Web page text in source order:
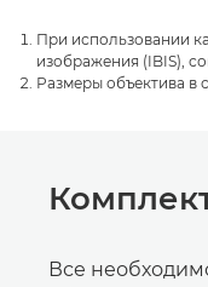
При использовании
изображения (IBIS),
Размеры объектива в
Все